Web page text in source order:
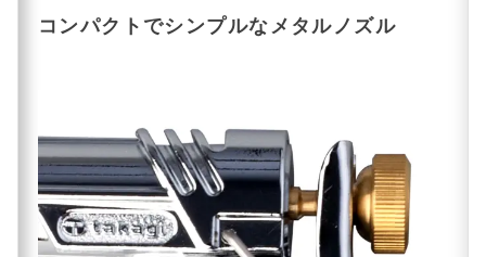
コンパクトでシンプルなメタルノズル